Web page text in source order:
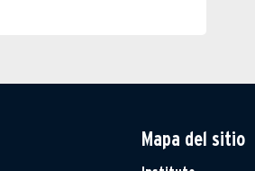
Mapa del sitio